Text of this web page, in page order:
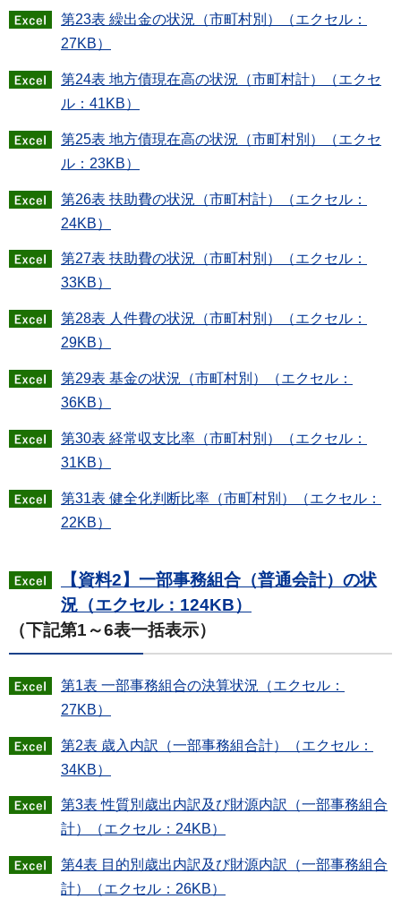
第23表 繰出金の状況（市町村別）（エクセル：
27KB）
第24表 地方債現在高の状況（市町村計）（エクセ
ル：41KB）
第25表 地方債現在高の状況（市町村別）（エクセ
ル：23KB）
第26表 扶助費の状況（市町村計）（エクセル：
24KB）
第27表 扶助費の状況（市町村別）（エクセル：
33KB）
第28表 人件費の状況（市町村別）（エクセル：
29KB）
第29表 基金の状況（市町村別）（エクセル：
36KB）
第30表 経常収支比率（市町村別）（エクセル：
31KB）
第31表 健全化判断比率（市町村別）（エクセル：
22KB）
【資料2】一部事務組合（普通会計）の状
況（エクセル：124KB）
（下記第1～6表一括表示）
第1表 一部事務組合の決算状況（エクセル：
27KB）
第2表 歳入内訳（一部事務組合計）（エクセル：
34KB）
第3表 性質別歳出内訳及び財源内訳（一部事務組合
計）（エクセル：24KB）
第4表 目的別歳出内訳及び財源内訳（一部事務組合
計）（エクセル：26KB）